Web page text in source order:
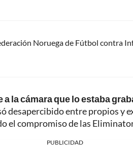
Noruega de Fútbol contra
a la cámara que lo estaba
desapercibido entre propios
el compromiso de las
PUBLICIDAD